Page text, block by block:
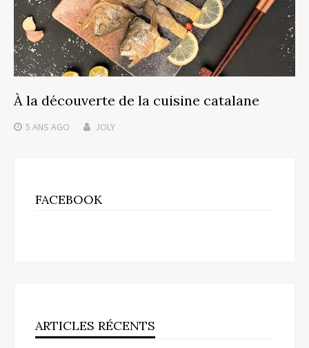
À la découverte de la cuisine catalane
5 ANS AGO JOLY
FACEBOOK
ARTICLES RÉCENTS